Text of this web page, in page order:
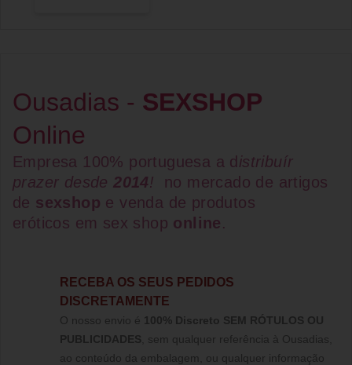
Ousadias - SEXSHOP
Online
Empresa 100% portuguesa a d istribuír
prazer desde2014!
no mercado de artigos
de sexshop e venda de produtos
eróticos em sex shop online.
RECEBA OS SEUS PEDIDOS
DISCRETAMENTE
O nosso envio é 100% Discreto SEM RÓTULOS OU
PUBLICIDADES , sem qualquer referência à Ousadias,
ao conteúdo da embalagem, ou qualquer informação